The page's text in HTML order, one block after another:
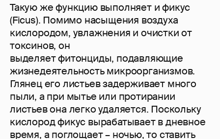
Такую же функцию выполняет и фикус
(Ficus). Помимо насыщения воздуха
кислородом, увлажнения и очистки от
токсинов, он
выделяет фитонциды, подавляющие
жизнедеятельность микроорганизмов.
Глянец его листьев задерживает много
пыли, а при мытье или протирании
листьев она легко удаляется. Поскольку
кислород фикус вырабатывает в дневное
время, а поглощает – ночью, то ставить